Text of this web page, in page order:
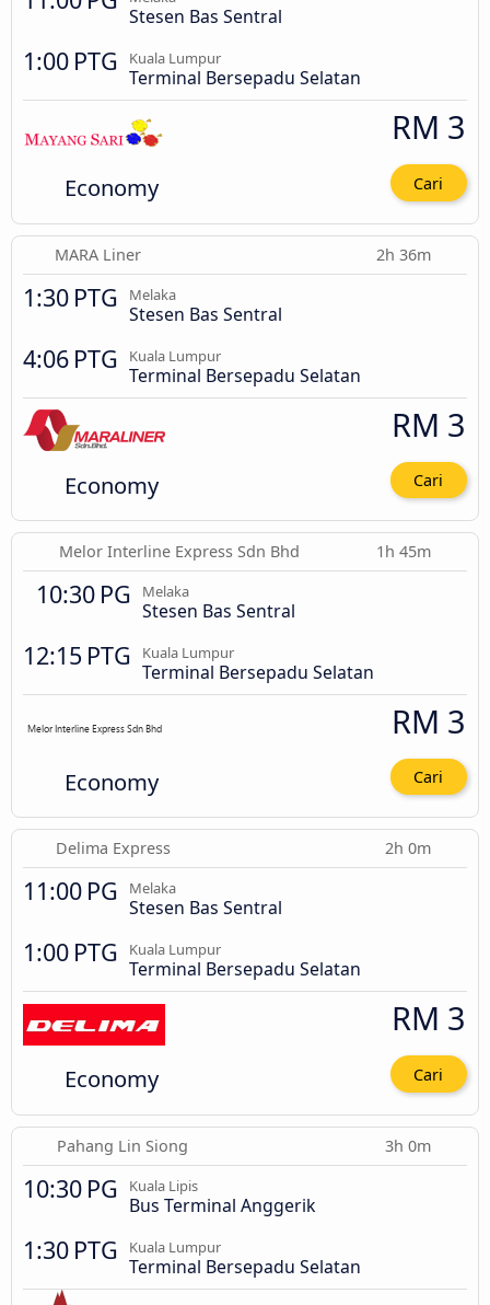
Stesen Bas Sentral
1:00 PTG Kuala Lumpur
Terminal Bersepadu Selatan
Economy
RM 3
Cari
MARA Liner 2h 36m
1:30 PTG Melaka
Stesen Bas Sentral
4:06 PTG Kuala Lumpur
Terminal Bersepadu Selatan
Economy
RM 3
Cari
Melor Interline Express Sdn Bhd 1h 45m
10:30 PG Melaka
Stesen Bas Sentral
12:15 PTG Kuala Lumpur
Terminal Bersepadu Selatan
Economy
RM 3
Cari
Delima Express 2h 0m
11:00 PG Melaka
Stesen Bas Sentral
1:00 PTG Kuala Lumpur
Terminal Bersepadu Selatan
Economy
RM 3
Cari
Pahang Lin Siong 3h 0m
10:30 PG Kuala Lipis
Bus Terminal Anggerik
1:30 PTG Kuala Lumpur
Terminal Bersepadu Selatan